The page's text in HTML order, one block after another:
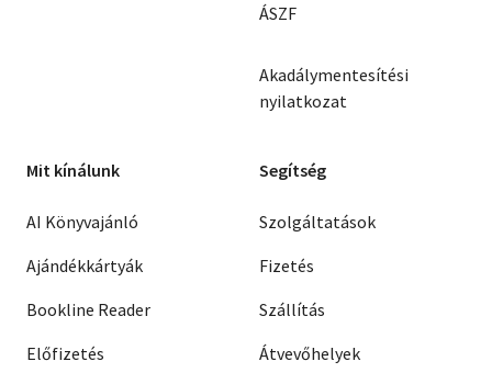
ÁSZF
Akadálymentesítési
nyilatkozat
Mit kínálunk
AI Könyvajánló
Ajándékkártyák
Bookline Reader
Előfizetés
Segítség
Szolgáltatások
Fizetés
Szállítás
Átvevőhelyek